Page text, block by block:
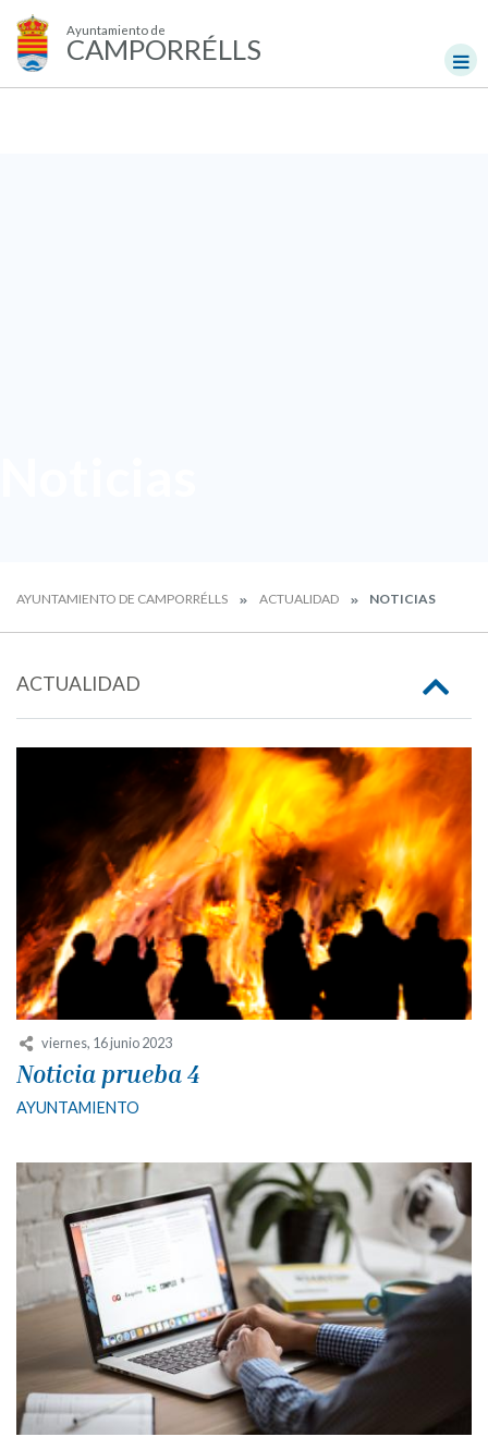
Ayuntamiento de
CAMPORRÉLLS
AYUNTAMIENTO DE CAMPORRÉLLS ACTUALIDAD NOTICIAS
ACTUALIDAD
viernes, 16 junio 2023
Noticia prueba 4
AYUNTAMIENTO